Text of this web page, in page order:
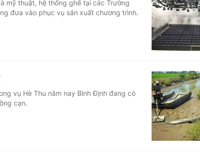
mỹ thuật, hệ thống ghế tại các Trường
đưa vào phục vụ sản xuất chương trình.
vụ Hè Thu năm nay Bình Định đang có
cạn.